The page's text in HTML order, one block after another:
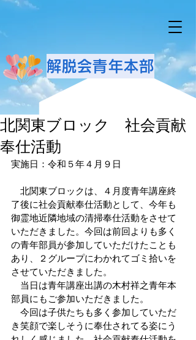
解脱会青年本部
北関東ブロック 社会貢献
奉仕活動
実施日：令和５年４月９日
北関東ブロックは、４月度青年講座終
了後に社会貢献奉仕活動として、今年も
御霊地近隣地域の清掃奉仕活動をさせて
いただきました。今回は前回よりも多く
の青年部員が参加していただけたことも
あり、２グループにわかれてゴミ拾いを
させていただきました。
当日は青年講座出講の木村祥之青年本
部員にもご参加いただきました。
今回は子供たちも多く参加していただ
き笑顔で楽しそうに奉仕されてる姿にう